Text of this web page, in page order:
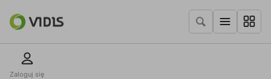
Zaloguj się